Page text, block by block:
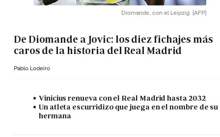
Diomande, con el Leipzig. (AFP)
De Diomande a Jovic: los diez fichajes más
caros de la historia del Real Madrid
Pablo Lodeiro
Vinicius renueva con el Real Madrid hasta 2032
Un atleta escurridizo que juega en el nombre de su
hermana